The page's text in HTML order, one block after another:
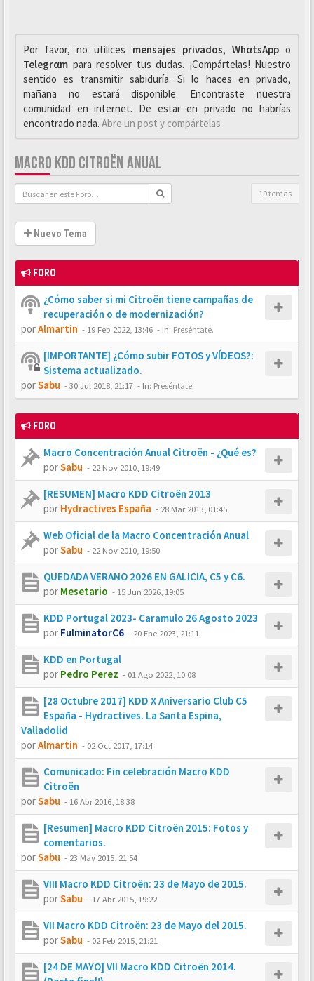
Por favor, no utilices mensajes privados, WhαtsAppo
Telegrαm para resolver tus dudas. ¡Compártelas! Nuestro
sentido es transmitir sabiduría. Si lo haces en privado,
mañana no estará disponible. Encontraste nuestra
comunidad en internet. De estar en privado no habrías
encontrado nada. Abre un post y compártelas
MACRO KDD CITROËN ANUAL
19 temas
Nuevo Tema
FORO
¿Cómo saber si mi Citroën tiene campañas de
recuperación o de modernización?
porAlmartin - 19 Feb 2022, 13:46 - In: Preséntate.
[IMPORTANTE] ¿Cómo subir FOTOS y VÍDEOS?:
Sistema actualizado.
porSabu -30 Jul 2018, 21:17 - In: Preséntate.
FORO
Macro Concentración Anual Citroën - ¿Qué es?
porSabu - 22 Nov 2010, 19:49
[RESUMEN] Macro KDD Citroën 2013
por Hydractives España - 28 Mar 2013, 01:45
Web Oficial de la Macro Concentración Anual
porSabu - 22 Nov 2010, 19:50
QUEDADA VERANO 2026 EN GALICIA, C5 y C6.
por Mesetario - 15 Jun 2026, 19:05
KDD Portugal 2023- Caramulo 26 Agosto 2023
por FulminatorC6 - 20 Ene 2023, 21:11
KDD en Portugal
por Pedro Perez - 01 Ago 2022, 10:08
[28 Octubre 2017] KDD X Aniversario Club C5
España - Hydractives. La Santa Espina,
Valladolid
porAlmartin - 02 Oct 2017, 17:14
Comunicado: Fin celebración Macro KDD
Citroën
porSabu - 16 Abr 2016, 18:38
[Resumen] Macro KDD Citroën 2015: Fotos y
comentarios.
porSabu - 23 May 2015, 21:54
VIII Macro KDD Citroën: 23 de Mayo de 2015.
porSabu - 17 Abr 2015, 19:22
VII Macro KDD Citroën: 23 de Mayo del 2015.
porSabu - 02 Feb 2015, 21:21
[24 DE MAYO] VII Macro KDD Citroën 2014.